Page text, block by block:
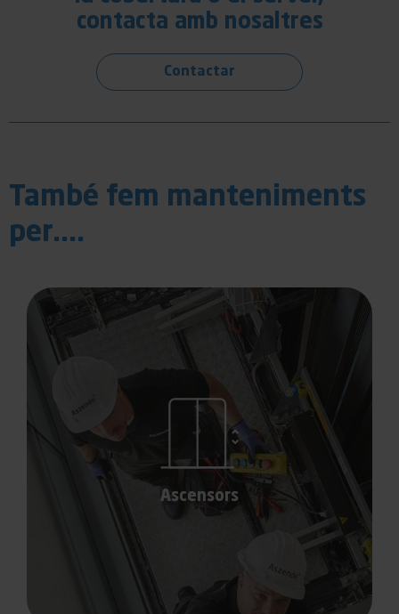
contacta amb nosaltres
Contactar
També fem manteniments
per....
Ascensors